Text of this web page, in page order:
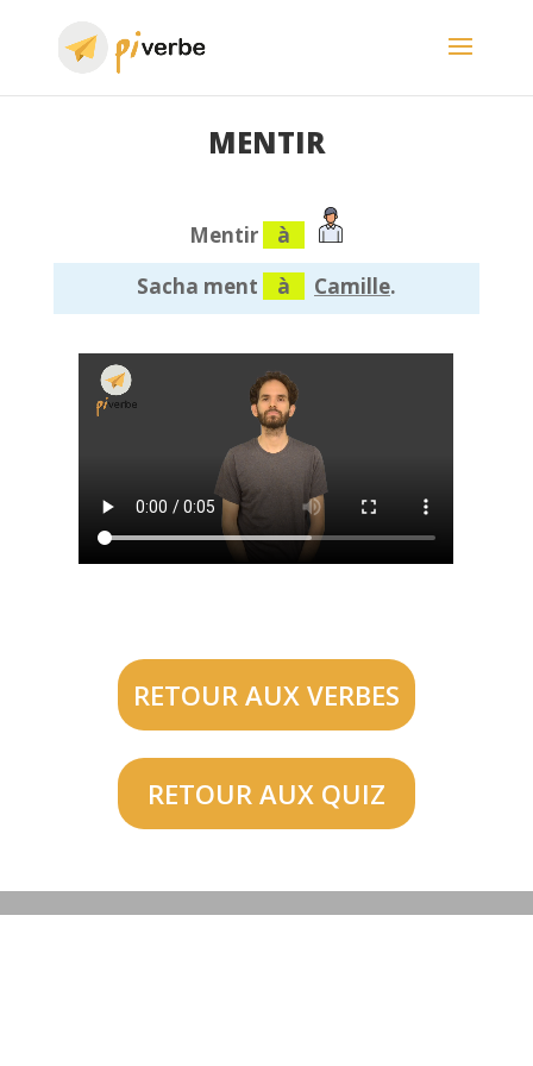
MENTIR
Mentir
à
Sacha ment
à Camille.
RETOUR AUX VERBES
RETOUR AUX QUIZ